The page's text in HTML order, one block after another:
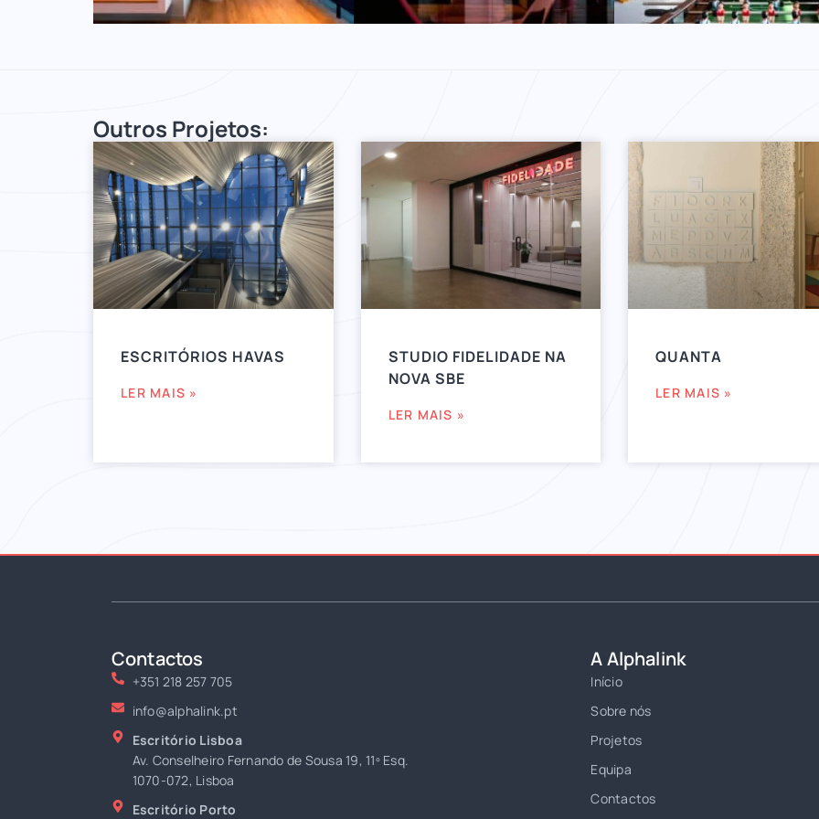
Outros Projetos:
ESCRITÓRIOS HAVAS
LER MAIS »
STUDIO FIDELIDADE NA
NOVA SBE
LER MAIS »
QUANTA
LER MAIS »
Contactos
+351 218 257 705
info@alphalink.pt
Escritório Lisboa
Av. Conselheiro Fernando de Sousa 19, 11º Esq.
1070-072, Lisboa
Escritório Porto
A Alphalink
Início
Sobre nós
Projetos
Equipa
Contactos